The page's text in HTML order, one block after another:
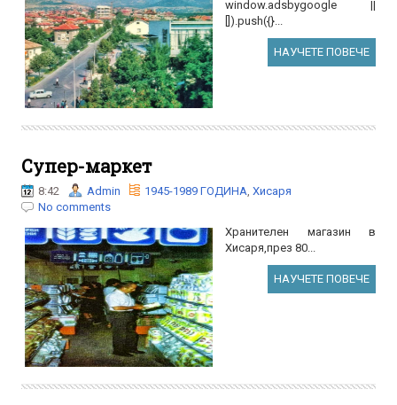
window.adsbygoogle ||
[]).push({}...
НАУЧЕТЕ ПОВЕЧЕ
Супер-маркет
8:42 Admin 1945-1989 ГОДИНА Хисаря
No comments
Хранителен магазин в
Хисаря,през 80...
НАУЧЕТЕ ПОВЕЧЕ